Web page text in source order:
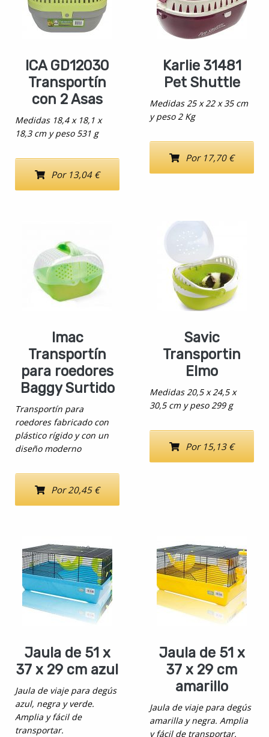
ICA GD12030
Transportín
con 2 Asas
Medidas 18,4 x 18,1 x
18,3 cm y peso 531 g
Por 13,04 €
Karlie 31481
Pet Shuttle
Medidas 25 x 22 x 35 cm
y peso 2 Kg
Por 17,70 €
Imac
Transportín
para roedores
Baggy Surtido
Transportín para
roedores fabricado con
plástico rígido y con un
diseño moderno
Por 20,45 €
Savic
Transportin
Elmo
Medidas 20,5 x 24,5 x
30,5 cm y peso 299 g
Por 15,13 €
Jaula de 51 x
37 x 29 cm azul
Jaula de viaje para degús
azul, negra y verde.
Amplia y fácil de
transportar.
Jaula de 51 x
37 x 29 cm
amarillo
Jaula de viaje para degús
amarilla y negra. Amplia
y fácil de transportar.